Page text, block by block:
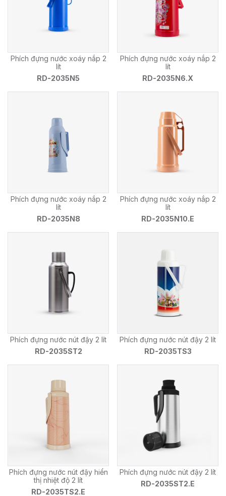
Phích đựng nước xoáy nắp 2
lít
RD-2035N5
Phích đựng nước xoáy nắp 2
lít
RD-2035N6.X
Phích đựng nước xoáy nắp 2
lít
RD-2035N8
Phích đựng nước xoáy nắp 2
lít
RD-2035N10.E
Phích đựng nước nút đậy 2 lít
RD-2035ST2
Phích đựng nước nút đậy 2 lít
RD-2035TS3
Phích đựng nước nút đậy hiển
thị nhiệt độ 2 lít
RD-2035TS2.E
Phích đựng nước nút đậy 2 lít
RD-2035ST2.E